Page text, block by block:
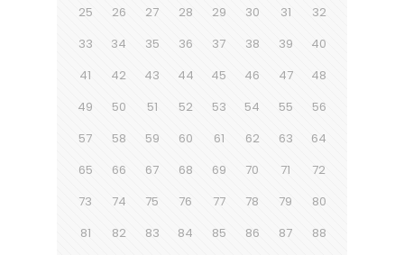
25
26 27 28 29 30 31
32
33
34 35 36 37 38 39
40
41
42 43 44 45 46 47
48
49
50 51 52 53 54 55
56
57
58 59 60 61 62 63
64
65
66 67 68 69 70 71
72
73
74 75 76 77 78 79
80
81
82 83 84 85 86 87 88